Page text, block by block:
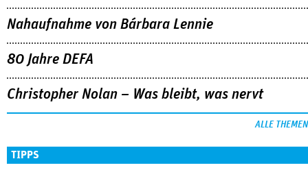
Nahaufnahme von Bárbara Lennie
80 Jahre DEFA
Christopher Nolan – Was bleibt, was nervt
ALLE THEMEN
TIPPS